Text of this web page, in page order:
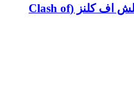
آفر منظره Ghost Scenery کلش اف کلنز (Clash of